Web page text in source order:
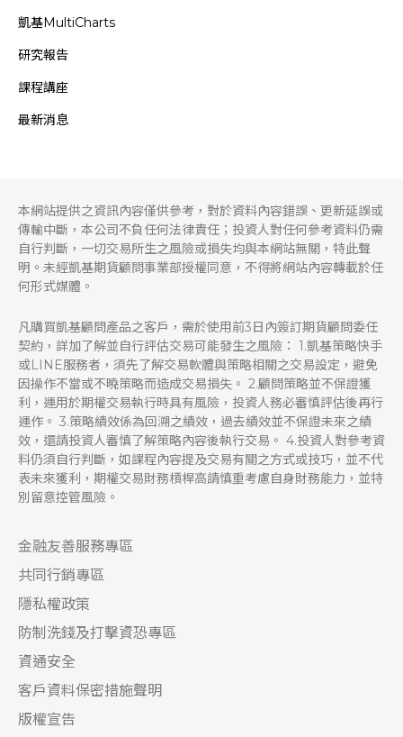
凱基MultiCharts
研究報告
課程講座
最新消息
本網站提供之資訊內容僅供參考，對於資料內容錯誤、更新延誤或
傳輸中斷，本公司不負任何法律責任；投資人對任何參考資料仍需
自行判斷，一切交易所生之風險或損失均與本網站無關，特此聲
明。未經凱基期貨顧問事業部授權同意，不得將網站內容轉載於任
何形式媒體。
凡購買凱基顧問產品之客戶，需於使用前3日內簽訂期貨顧問委任
契約，詳加了解並自行評估交易可能發生之風險： 1.凱基策略快手
或LINE服務者，須先了解交易軟體與策略相關之交易設定，避免
因操作不當或不曉策略而造成交易損失。 2.顧問策略並不保證獲
利，運用於期權交易執行時具有風險，投資人務必審慎評估後再行
運作。 3.策略績效係為回溯之績效，過去績效並不保證未來之績
效，還請投資人審慎了解策略內容後執行交易。 4.投資人對參考資
料仍須自行判斷，如課程內容提及交易有關之方式或技巧，並不代
表未來獲利，期權交易財務槓桿高請慎重考慮自身財務能力，並特
別留意控管風險。
金融友善服務專區
共同行銷專區
隱私權政策
防制洗錢及打擊資恐專區
資通安全
客戶資料保密措施聲明
版權宣告